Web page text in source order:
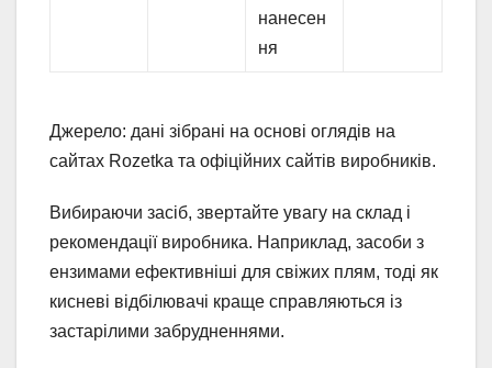
нанесен
ня
Джерело: дані зібрані на основі оглядів на
сайтах Rozetka та офіційних сайтів виробників.
Вибираючи засіб, звертайте увагу на склад і
рекомендації виробника. Наприклад, засоби з
ензимами ефективніші для свіжих плям, тоді як
кисневі відбілювачі краще справляються із
застарілими забрудненнями.